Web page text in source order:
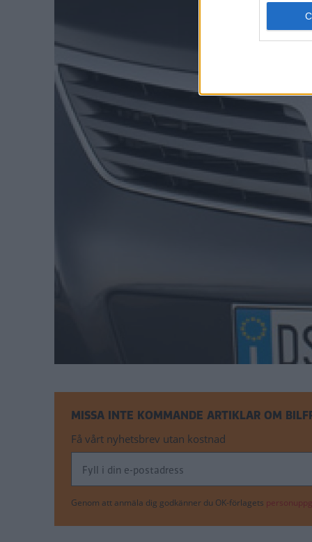
MISSA INTE KOMMANDE ARTIKLAR OM
Få vårt nyhetsbrev utan kostnad
Genom att anmäla dig godkänner du OK-förlagets